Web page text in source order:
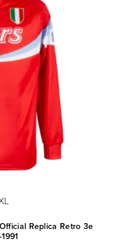
Replica Retro 3e